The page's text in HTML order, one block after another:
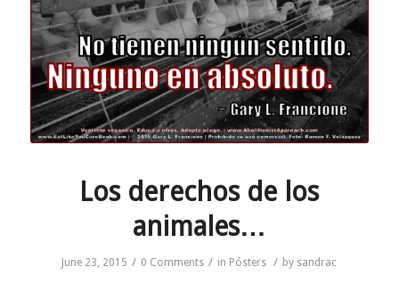
Los derechos de los
animales…
June 23, 2015 / 0 Comments / in Pósters / by sandrac